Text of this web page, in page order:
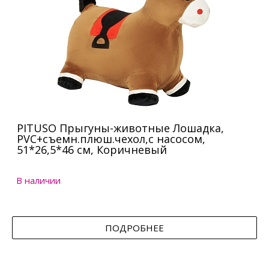
PITUSO Прыгуны-животные Лошадка,
PVC+съемн.плюш.чехол,с насосом,
51*26,5*46 см, Коричневый
В наличии
ПОДРОБНЕЕ